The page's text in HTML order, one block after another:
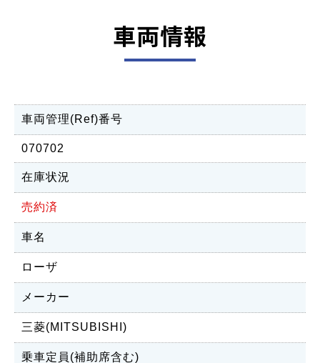
車両情報
車両管理(Ref)番号
070702
在庫状況
売約済
車名
ローザ
メーカー
三菱(MITSUBISHI)
乗車定員(補助席含む)